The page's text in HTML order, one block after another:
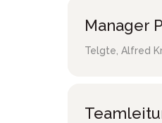
Manager
Telgte Alfred